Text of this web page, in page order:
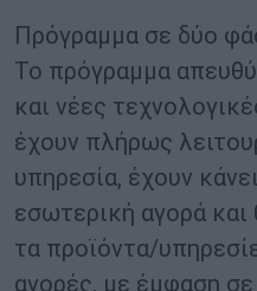
Πρόγραμμα σε δύο
Το πρόγραμμα
και νέες
έχουν πλήρως
υπηρεσία, έχουν
εσωτερική αγορά
τα προϊόντα/
αγορές, με έμφαση